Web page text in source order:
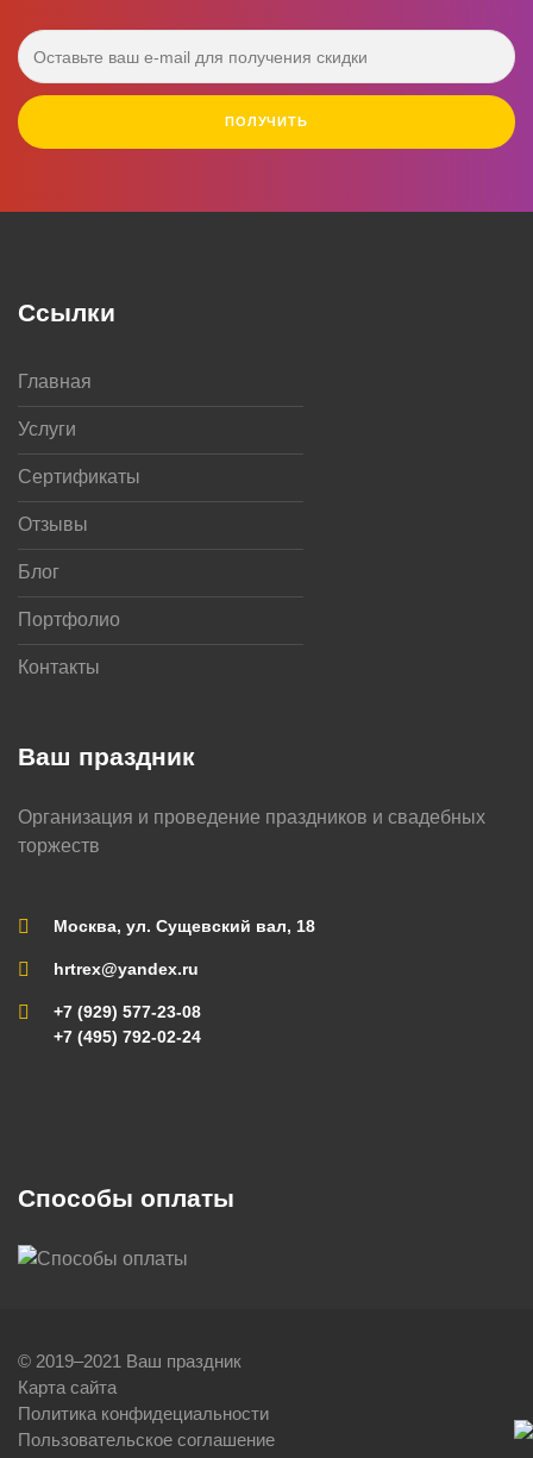
ПОЛУЧИТЬ
Ваш праздник
Организация и проведение праздников и свадебных
торжеств
Москва, ул. Сущевский вал, 18
hrtrex@yandex.ru
+7 (929) 577-23-08
+7 (495) 792-02-24
Ссылки
Главная
Услуги
Сертификаты
Отзывы
Блог
Портфолио
Контакты
Способы оплаты
© 2019–2021 Ваш праздник
Карта сайта
Политика конфидециальности
Пользовательское соглашение